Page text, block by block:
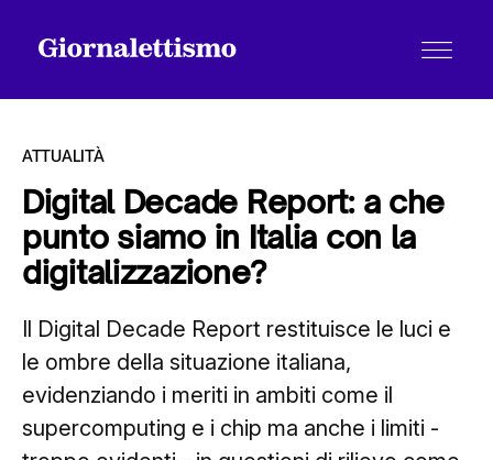
Tutti gli articoli
Chi siamo
Contatti
ATTUALITÀ
Digital Decade Report: a che
punto siamo in Italia con la
digitalizzazione?
Il Digital Decade Report restituisce le luci e
le ombre della situazione italiana,
evidenziando i meriti in ambiti come il
supercomputing e i chip ma anche i limiti -